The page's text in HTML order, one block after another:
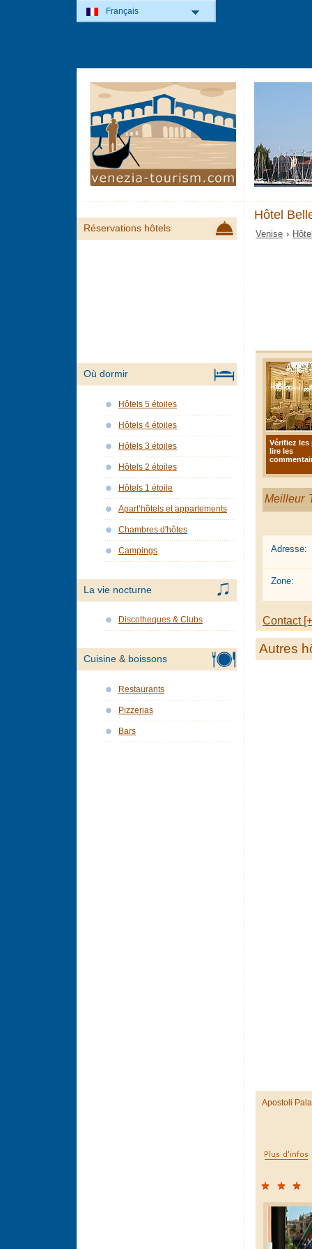
Hôtel
Venise ›
Vérifiez les
lire les
Meilleur
Adresse:
Zone:
Contact
Autres
Apostoli
Réservations hôtels
Où dormir
Hôtels 5 étoiles
Hôtels 4 étoiles
Hôtels 3 étoiles
Hôtels 2 étoiles
Hôtels 1 étoile
Apart’hôtels et appartements
Chambres d'hôtes
Campings
La vie nocturne
Discotheques & Clubs
Cuisine & boissons
Restaurants
Pizzerias
Bars
Français